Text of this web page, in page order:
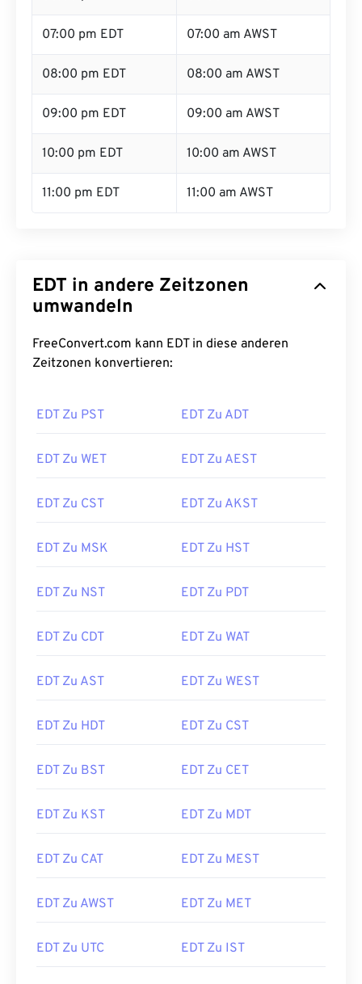
07:00 pm EDT 07:00 am AWST
08:00 pm EDT 08:00 am AWST
09:00 pm EDT 09:00 am AWST
10:00 pm EDT 10:00 am AWST
11:00 pm EDT 11:00 am AWST
EDT in andere Zeitzonen
umwandeln
FreeConvert.com kann EDT in diese anderen
Zeitzonen konvertieren:
EDT Zu PST EDT Zu ADT
EDT Zu WET EDT Zu AEST
EDT Zu CST EDT Zu AKST
EDT Zu MSK EDT Zu HST
EDT Zu NST EDT Zu PDT
EDT Zu CDT EDT Zu WAT
EDT Zu AST EDT Zu WEST
EDT Zu HDT EDT Zu CST
EDT Zu BST EDT Zu CET
EDT Zu KST EDT Zu MDT
EDT Zu CAT EDT Zu MEST
EDT Zu AWST EDT Zu MET
EDT Zu UTC EDT Zu IST